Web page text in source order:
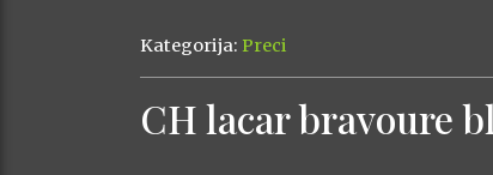
Kategorija: Preci
CH lacar bravoure